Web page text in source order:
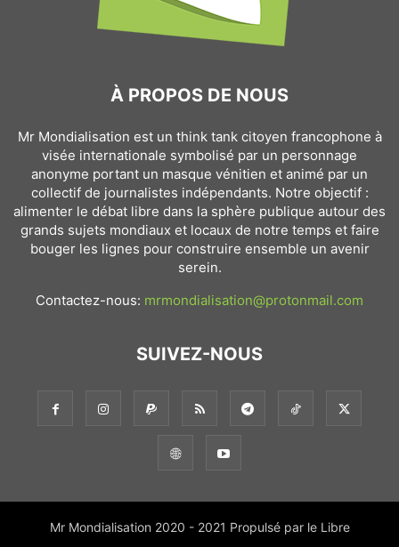
À PROPOS DE NOUS
Mr Mondialisation est un think tank citoyen francophone à
visée internationale symbolisé par un personnage
anonyme portant un masque vénitien et animé par un
collectif de journalistes indépendants. Notre objectif :
alimenter le débat libre dans la sphère publique autour des
grands sujets mondiaux et locaux de notre temps et faire
bouger les lignes pour construire ensemble un avenir
serein.
Contactez-nous: mrmondialisation@protonmail.com
SUIVEZ-NOUS
Mr Mondialisation 2020 - 2021 Propulsé par le Libre